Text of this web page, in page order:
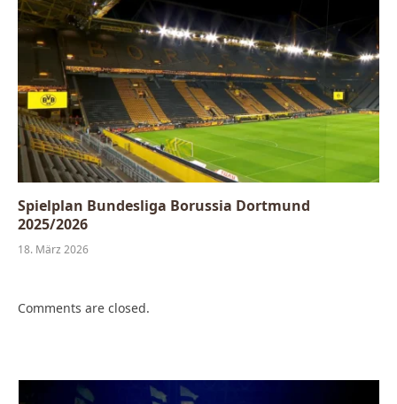
Spielplan Bundesliga Borussia Dortmund
2025/2026
18. März 2026
Comments are closed.